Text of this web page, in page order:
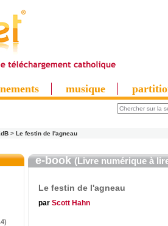
musique
> Le festin de l'agneau
e-book(Livre numérique à
Le festin de l'agneau
par Scott Hahn